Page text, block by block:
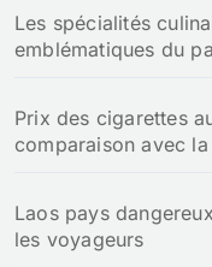
Les spécialités
emblématiques du
Prix des cigarettes
comparaison avec la
Laos pays
les voyageurs